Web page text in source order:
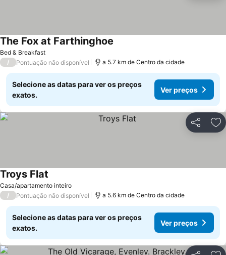
Bed & Breakfast
The Fox at Farthinghoe
/ Pontuação não disponível a 5.7 km de Centro da cidade
Selecione as datas para ver os preços
exatos.
Ver preços
Partilhar
Casa/apartamento inteiro
Troys Flat
/ Pontuação não disponível a 5.6 km de Centro da cidade
Selecione as datas para ver os preços
exatos.
Ver preços